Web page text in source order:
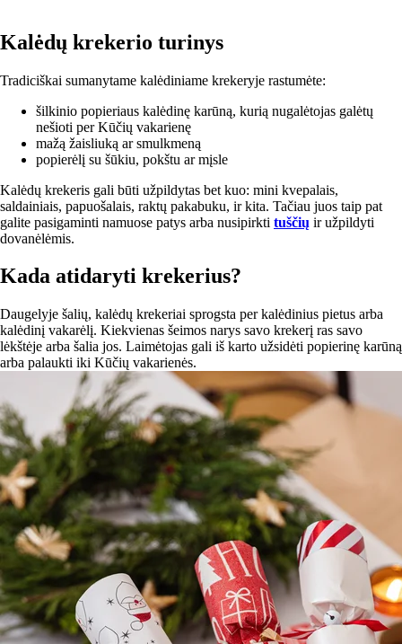
Kalėdų krekerio turinys
Tradiciškai sumanytame kalėdiniame krekeryje rastumėte:
šilkinio popieriaus kalėdinę karūną, kurią nugalėtojas galėtų
nešioti per Kūčių vakarienę
mažą žaisliuką ar smulkmeną
popierėlį su šūkiu, pokštu ar mįsle
Kalėdų krekeris gali būti užpildytas bet kuo: mini kvepalais,
saldainiais, papuošalais, raktų pakabuku, ir kita. Tačiau juos taip pat
galite pasigaminti namuose patys arba nusipirkti tuščių ir užpildyti
dovanėlėmis.
Kada atidaryti krekerius?
Daugelyje šalių, kalėdų krekeriai sprogsta per kalėdinius pietus arba
kalėdinį vakarėlį. Kiekvienas šeimos narys savo krekerį ras savo
lėkštėje arba šalia jos. Laimėtojas gali iš karto užsidėti popierinę karūną
arba palaukti iki Kūčių vakarienės.